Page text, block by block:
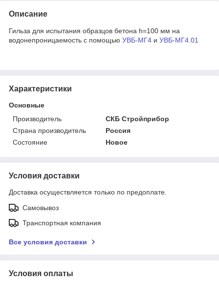
Описание
Гильза для испытания образцов бетона h=100 мм на
водонепроницаемость с помощью УВБ-МГ4 и УВБ-МГ4.01
Характеристики
Основные
Производитель
СКБ Стройприбор
Страна производитель
Россия
Состояние
Новое
Условия доставки
Доставка осуществляется только по предоплате.
Самовывоз
Транспортная компания
Все условия доставки
Условия оплаты